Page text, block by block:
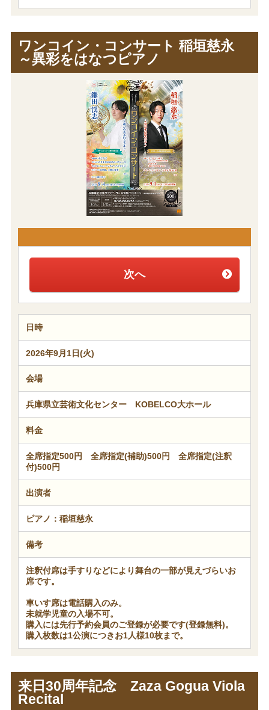
ワンコイン・コンサート 稲垣慈永
～異彩をはなつピアノ
次へ
日時
2026年9月1日(火)
会場
兵庫県立芸術文化センター KOBELCO大ホール
料金
全席指定500円 全席指定(補助)500円 全席指定(注釈
付)500円
出演者
ピアノ：稲垣慈永
備考
注釈付席は手すりなどにより舞台の一部が見えづらいお
席です。
車いす席は電話購入のみ。
未就学児童の入場不可。
購入には先行予約会員のご登録が必要です(登録無料)。
購入枚数は1公演につきお1人様10枚まで。
来日30周年記念 Zaza Gogua Viola
Recital